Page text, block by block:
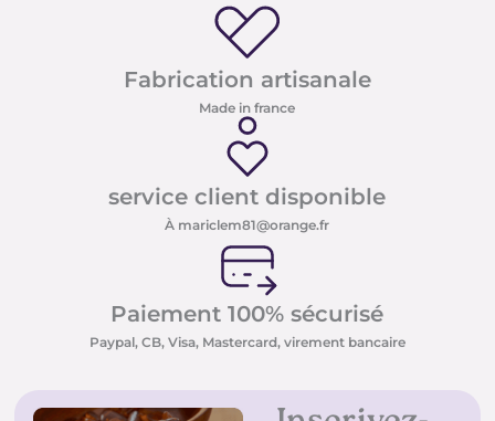
Fabrication artisanale
Made in france
service client disponible
À mariclem81@orange.fr
Paiement 100% sécurisé
Paypal, CB, Visa, Mastercard, virement bancaire